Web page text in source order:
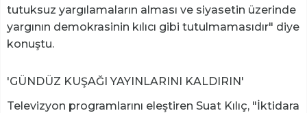
tutuksuz yargılamaların alması ve siyasetin üzerinde
yargının demokrasinin kılıcı gibi tutulmamasıdır" diye
konuştu.
'GÜNDÜZ KUŞAĞI YAYINLARINI KALDIRIN'
Televizyon programlarını eleştiren Suat Kılıç, "İktidara